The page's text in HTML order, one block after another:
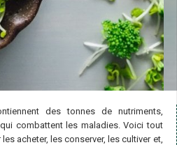
des tonnes de nutriments,
combattent les maladies. Voici tout
acheter, les conserver, les cultiver et,